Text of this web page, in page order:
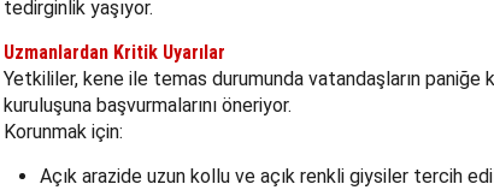
tedirginlik yaşıyor.
Uzmanlardan Kritik Uyarılar
Yetkililer, kene ile temas durumunda vatandaşların paniğe
kuruluşuna başvurmalarını öneriyor.
Korunmak için:
Açık arazide uzun kollu ve açık renkli giysiler tercih